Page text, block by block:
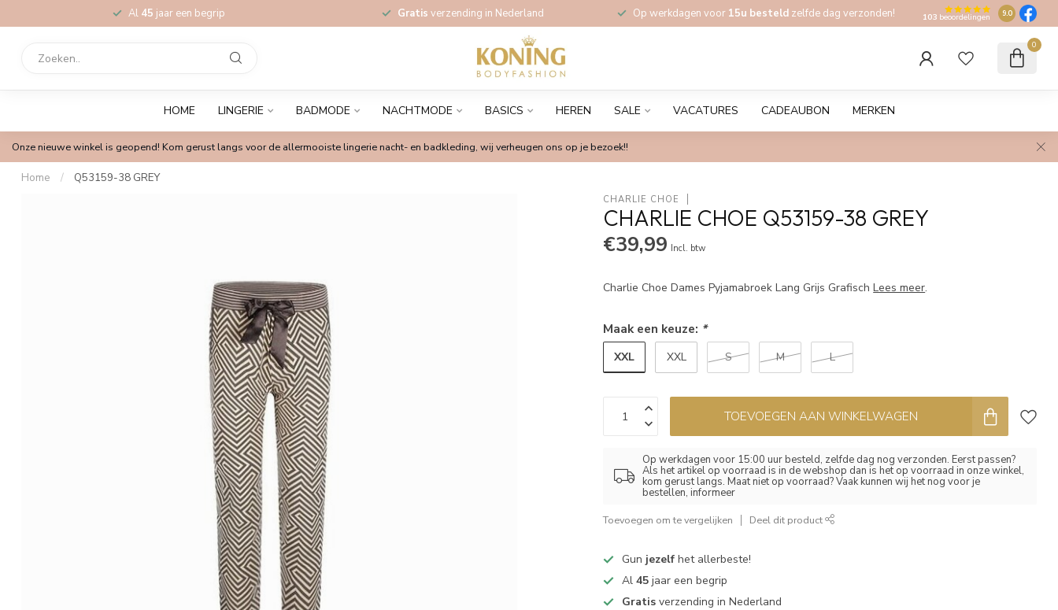
Al 45 jaar een begrip Gratis verzending in Nederland Op werkdagen voor 15u besteld zelfde dag verzonden! 103 beoordelingen 9.0
0
HOME LINGERIE BADMODE NACHTMODE BASICS HEREN SALE VACATURES CADEAUBON MERKEN
Onze nieuwe winkel is geopend! Kom gerust langs voor de allermooiste lingerie nacht- en badkleding, wij verheugen ons op je bezoek!!
Home / Q53159-38 GREY
CHARLIE CHOE
CHARLIE CHOE Q53159-38 GREY
€39,99 Incl. btw
Charlie Choe Dames Pyjamabroek Lang Grijs GrafischLees meer.
Maak een keuze: *
XXL XXL S M L
TOEVOEGEN AAN WINKELWAGEN
Op werkdagen voor 15:00 uur besteld, zelfde dag nog verzonden. Eerst passen?
Als het artikel op voorraad is in de webshop dan is het op voorraad in onze winkel,
kom gerust langs. Maat niet op voorraad? Vaak kunnen wij het nog voor je
bestellen, informeer
Toevoegen om te vergelijken Deel dit product
Gun jezelf het allerbeste!
Al45 jaar een begrip
Gratis verzending in Nederland